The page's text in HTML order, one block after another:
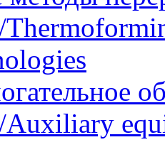
Auxiliary